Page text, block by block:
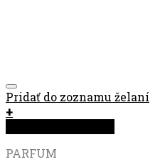
Pridať do zoznamu želaní
+
PARFUM